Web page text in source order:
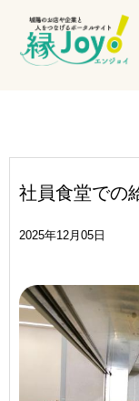
社員食堂での
2025年12月05日